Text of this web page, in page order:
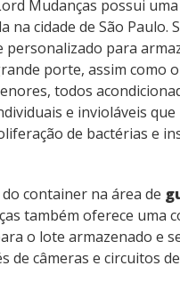
Mudanças possui uma
na cidade de São Paulo.
personalizado para
porte, assim como
todos
e invioláveis que
de bactérias e
container na área de
também oferece uma
o lote armazenado e
de câmeras e circuitos